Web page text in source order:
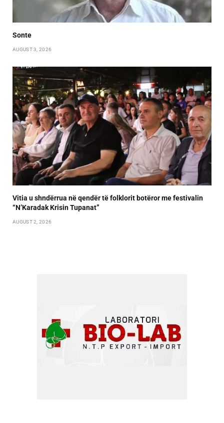
Sonte
AUGUST 3, 2026
Vitia u shndërrua në qendër të folklorit botëror me festivalin
“N’Karadak Krisin Tupanat”
AUGUST 2, 2026